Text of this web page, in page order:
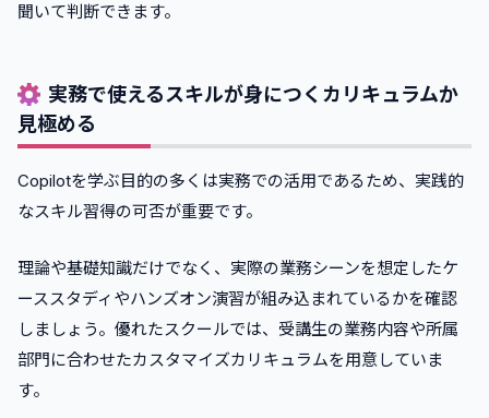
聞いて判断できます。
実務で使えるスキルが身につくカリキュラムか
見極める
Copilotを学ぶ目的の多くは実務での活用であるため、実践的
なスキル習得の可否が重要です。
理論や基礎知識だけでなく、実際の業務シーンを想定したケ
ーススタディやハンズオン演習が組み込まれているかを確認
しましょう。優れたスクールでは、受講生の業務内容や所属
部門に合わせたカスタマイズカリキュラムを用意していま
す。